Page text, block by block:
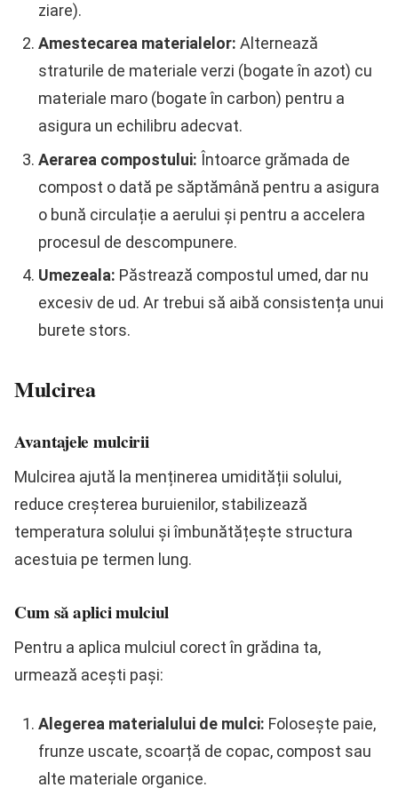
ziare).
Amestecarea materialelor: Alternează
straturile de materiale verzi (bogate în azot) cu
materiale maro (bogate în carbon) pentru a
asigura un echilibru adecvat.
Aerarea compostului: Întoarce grămada de
compost o dată pe săptămână pentru a asigura
o bună circulație a aerului și pentru a accelera
procesul de descompunere.
Umezeala: Păstrează compostul umed, dar nu
excesiv de ud. Ar trebui să aibă consistența unui
burete stors.
Mulcirea
Avantajele mulcirii
Mulcirea ajută la menținerea umidității solului,
reduce creșterea buruienilor, stabilizează
temperatura solului și îmbunătățește structura
acestuia pe termen lung.
Cum să aplici mulciul
Pentru a aplica mulciul corect în grădina ta,
urmează acești pași:
Alegerea materialului de mulci: Folosește paie,
frunze uscate, scoarță de copac, compost sau
alte materiale organice.